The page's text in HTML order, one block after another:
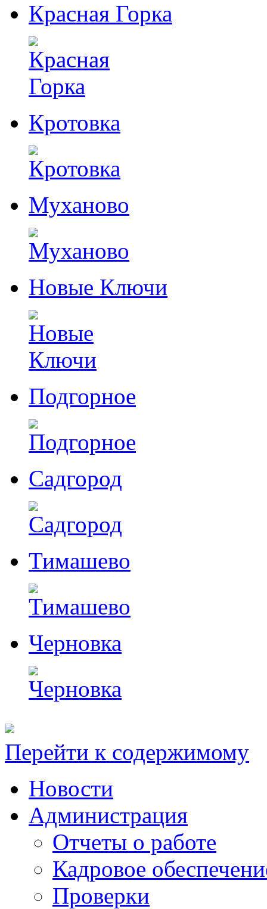
Красная Горка
Кротовка
Муханово
Новые Ключи
Подгорное
Садгород
Тимашево
Черновка
Перейти к содержимому
Новости
Администрация
Отчеты о работе
Кадровое
Проверки